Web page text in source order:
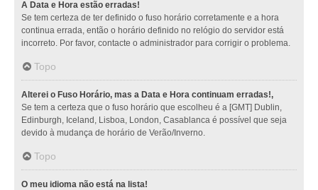
A Data e Hora estão erradas!
Se tem certeza de ter definido o fuso horário corretamente e a hora
continua errada, então o horário definido no relógio do servidor está
incorreto. Por favor, contacte o administrador para corrigir o problema.
Topo
Alterei o Fuso Horário, mas a Data e Hora continuam erradas!,
Se tem a certeza que o fuso horário que escolheu é a [GMT] Dublin,
Edinburgh, Iceland, Lisboa, London, Casablanca é possível que seja
devido à mudança de horário de Verão/Inverno.
Topo
O meu idioma não está na lista!